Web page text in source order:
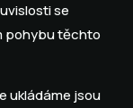
se
pohybu těchto
ukládáme jsou